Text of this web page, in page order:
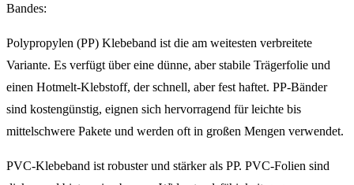
Bandes:
Polypropylen (PP) Klebeband ist die am weitesten verbreitete
Variante. Es verfügt über eine dünne, aber stabile Trägerfolie und
einen Hotmelt-Klebstoff, der schnell, aber fest haftet. PP-Bänder
sind kostengünstig, eignen sich hervorragend für leichte bis
mittelschwere Pakete und werden oft in großen Mengen verwendet.
PVC-Klebeband ist robuster und stärker als PP. PVC-Folien sind